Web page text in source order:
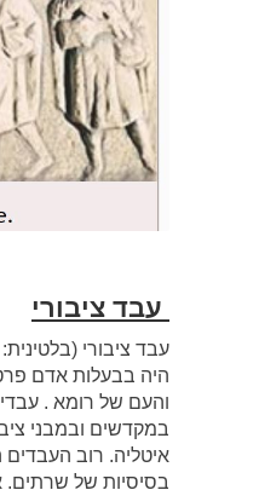
עבד ציבורי
היה בבעלות אדם
והעם של רומא .
במקדשים ובמבני
איטליה. רוב העבדים
בסיסיות של שרתים.